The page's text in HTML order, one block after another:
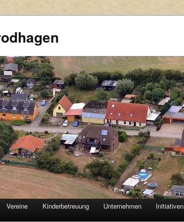
Vereine Kinderbetreuung Unternehmen Initiativen